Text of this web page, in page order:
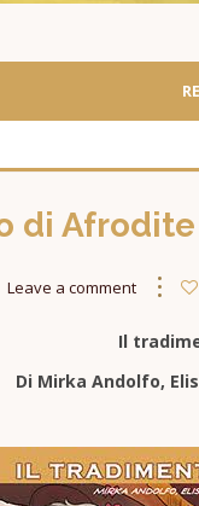
di Afrodite
Leave a comment
Il
Di Mirka Andolfo,